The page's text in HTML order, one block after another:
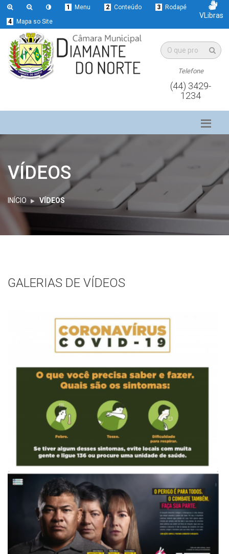
1 Menu 2 Conteúdo 3
Rodapé
4
Mapa so Site
VLibras
Telefone
(44) 3429-
1234
VÍDEOS
INÍCIO VÍDEOS
GALERIAS DE VÍDEOS